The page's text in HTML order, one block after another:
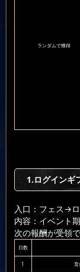
ランダムで獲得
1.ログインギ
入口：フェス→
内容：イベント
次の報酬が受領で
日数
1 育